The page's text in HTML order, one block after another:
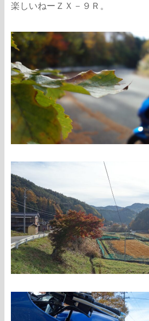
楽しいねーＺＸ－９Ｒ。